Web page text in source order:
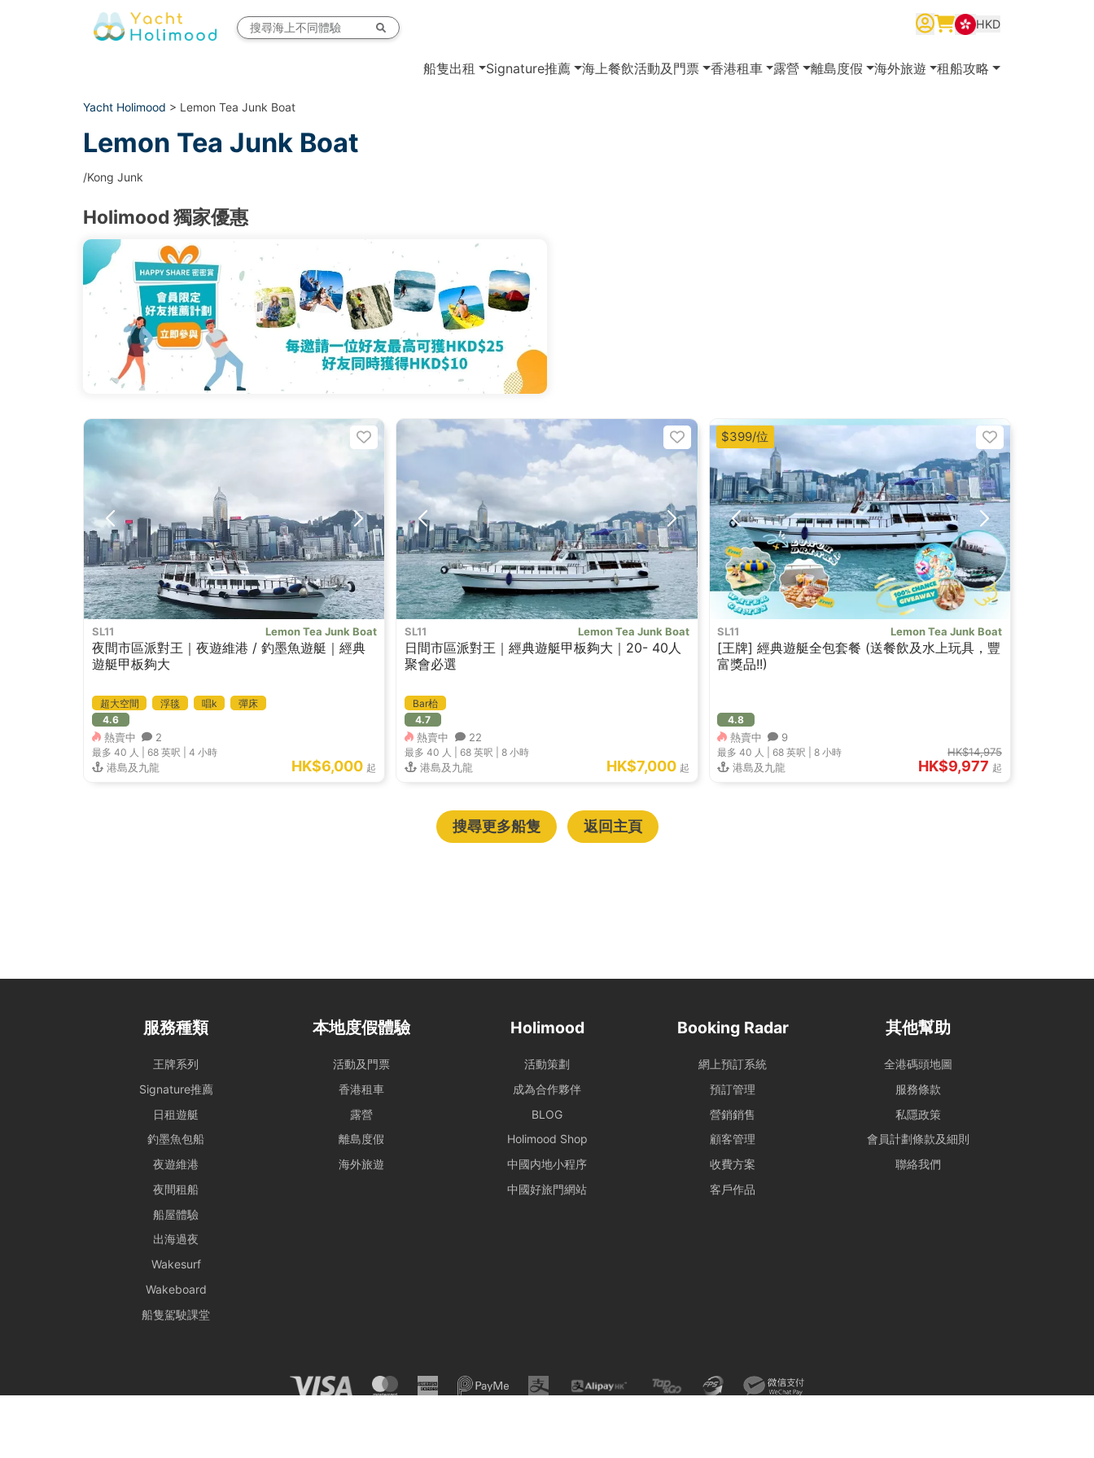
HKD
船隻出租 Signature推薦 海上餐飲活動及門票 香港租車 露營 離島度假 海外旅遊 租船攻略
Yacht Holimood > Lemon Tea Junk Boat
Lemon Tea Junk Boat
/Kong Junk
Holimood 獨家優惠
SL11 Lemon Tea Junk Boat
夜間市區派對王｜夜遊維港 / 釣墨魚遊艇｜經典
遊艇甲板夠大
超大空間 浮毯 唱k
彈床
4.6
熱賣中 2
最多 40 人 | 68 英呎 4 小時
港島及九龍 HK$6,000 起
SL11 Lemon Tea Junk Boat
日間市區派對王｜經典遊艇甲板夠大｜20- 40人
聚會必選
Bar枱
4.7
熱賣中 22
最多 40 人 | 68 英呎 |8 小時
港島及九龍 HK$7,000 起
SL11 Lemon Tea Junk Boat
[王牌] 經典遊艇全包套餐 (送餐飲及水上玩具，豐
富獎品!!)
4.8
熱賣中 9
最多 40 人 | 68 英呎 |8 小時
港島及九龍
HK$14,975
HK$9,977 起
$399/位
搜尋更多船隻 返回主頁
服務種類
王牌系列
Signature推薦
日租遊艇
釣墨魚包船
夜遊維港
夜間租船
船屋體驗
出海過夜
Wakesurf
Wakeboard
船隻駕駛課堂
本地度假體驗
活動及門票
香港租車
露營
離島度假
海外旅遊
Holimood
活動策劃
成為合作夥伴
BLOG
Holimood Shop
中國内地小程序
中國好旅門網站
Booking Radar
網上預訂系統
預訂管理
營銷銷售
顧客管理
收費方案
客戶作品
其他幫助
全港碼頭地圖
服務條款
私隱政策
會員計劃條款及細則
聯絡我們